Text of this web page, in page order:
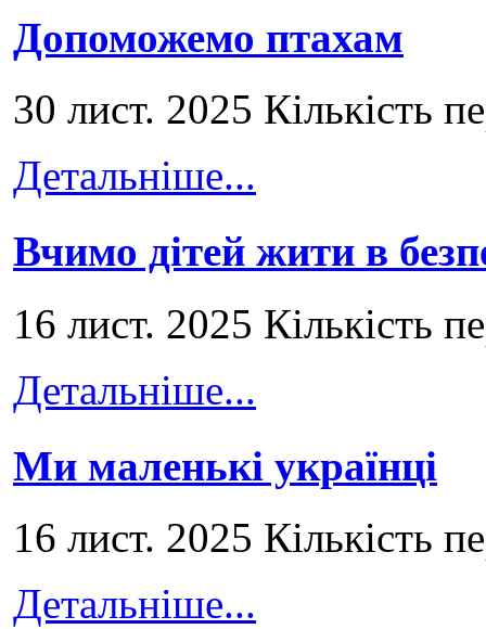
Допоможемо птахам
30 лист. 2025 Кількість
Детальніше...
Вчимо дітей жити в
16 лист. 2025 Кількість
Детальніше...
Ми маленькі українці
16 лист. 2025 Кількість
Детальніше...